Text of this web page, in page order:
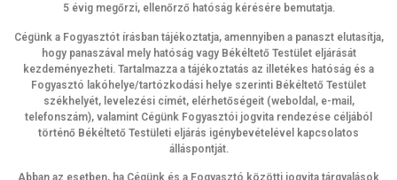
5 évig megőrzi, ellenőrző hatóság kérésére bemutatja.
Cégünk a Fogyasztót írásban tájékoztatja, amennyiben a panaszt elutasítja,
hogy panaszával mely hatóság vagy Békéltető Testület eljárását
kezdeményezheti. Tartalmazza a tájékoztatás az illetékes hatóság és a
Fogyasztó lakóhelye/tartózkodási helye szerinti Békéltető Testület
székhelyét, levelezési címét, elérhetőségeit (weboldal, e-mail,
telefonszám), valamint Cégünk Fogyasztói jogvita rendezése céljából
történő Békéltető Testületi eljárás igénybevételével kapcsolatos
álláspontját.